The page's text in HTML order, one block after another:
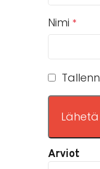
Arviot
Nimi *